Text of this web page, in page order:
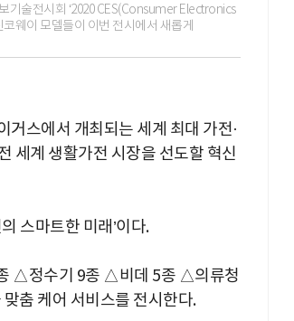
기술전시회 ‘2020 CES(Consumer Electronics
웨이 모델들이 이번 전시에서 새롭게
스에서 개최되는 세계 최대 가전·
세계 생활가전 시장을 선도할 혁신
스마트한 미래’이다.
△정수기 9종 △비데 5종 △의류청
춤 케어 서비스를 전시한다.